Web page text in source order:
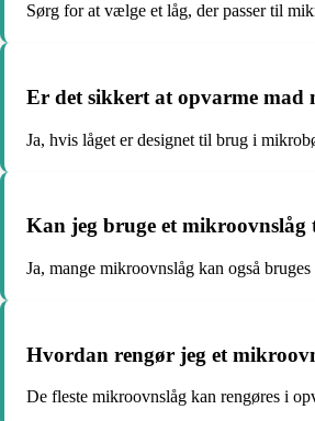
Sørg for at vælge et låg, der passer til
Er det sikkert at opvarme mad
Ja, hvis låget er designet til brug i
Kan jeg bruge et mikroovnslåg
Ja, mange mikroovnslåg kan også
Hvordan rengør jeg et
De fleste mikroovnslåg kan rengøres i